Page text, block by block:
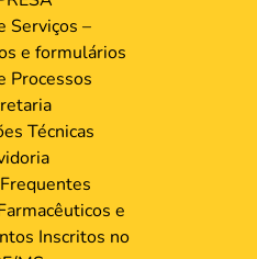
Serviços –
e formulários
Processos
Técnicas
e
Inscritos no